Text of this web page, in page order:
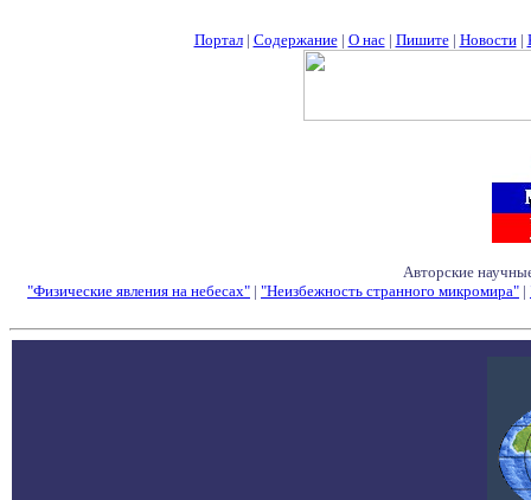
Портал| Содержание| О нас| Пишите| Новости|
Авторские
"Физические явления на небесах" | "Неизбежность странного микромира" |